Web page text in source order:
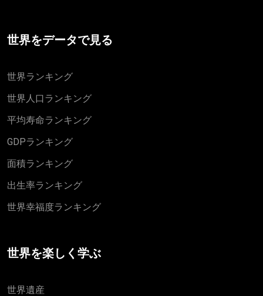
世界をデータで見る
世界ランキング
世界人口ランキング
平均寿命ランキング
GDPランキング
面積ランキング
出生率ランキング
世界幸福度ランキング
世界を楽しく学ぶ
世界遺産